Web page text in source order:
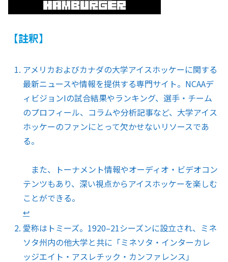
【註釈】
アメリカおよびカナダの大学アイスホッケーに関する
最新ニュースや情報を提供する専門サイト。NCAAデ
ィビジョンIの試合結果やランキング、選手・チーム
のプロフィール、コラムや分析記事など、大学アイス
ホッケーのファンにとって欠かせないリソースであ
る。
また、トーナメント情報やオーディオ・ビデオコン
テンツもあり、深い視点からアイスホッケーを楽しむ
ことができる。
↩︎
愛称はトミーズ。1920–21シーズンに設立され、ミネ
ソタ州内の他大学と共に「ミネソタ・インターカレ
ッジエイト・アスレチック・カンファレンス」